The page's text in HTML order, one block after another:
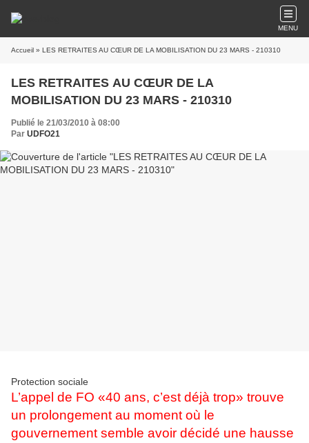
MENU
Accueil » LES RETRAITES AU CŒUR DE LA MOBILISATION DU 23 MARS - 210310
LES RETRAITES AU CŒUR DE LA
MOBILISATION DU 23 MARS - 210310
Publié le 21/03/2010 à 08:00
Par UDFO21
Protection sociale
L’appel de FO «40 ans, c’est déjà trop» trouve
un prolongement au moment où le
gouvernement semble avoir décidé une hausse